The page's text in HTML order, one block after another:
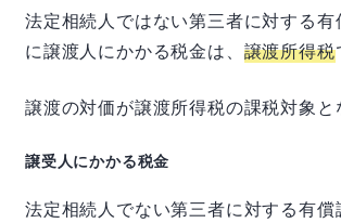
法定相続人ではない第三者に対する有
に譲渡人にかかる税金は、 譲渡所得税
譲渡の対価が譲渡所得税の課税対象と
譲受人にかかる税金
法定相続人でない第三者に対する有償